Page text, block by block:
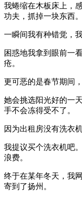
我蜷缩在木板床上，
功夫，抓掉一块东西。
一瞬间我有种错觉，
困惑地我拿到眼前一
疮。
更可恶的是春节期间
她会挑选阳光好的一
手不会冻得受不了。
因为出租房没有洗衣机
我提议买个洗衣机吧
浪费。
终于在某年冬天，我
寄到了扬州。